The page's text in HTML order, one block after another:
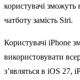
користувачі
чатботу замість Siri.
Користувачі iPhone
використовувати
з’являться в iOS 27,